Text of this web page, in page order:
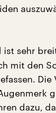
ist sehr
mit den
Die
dazu,